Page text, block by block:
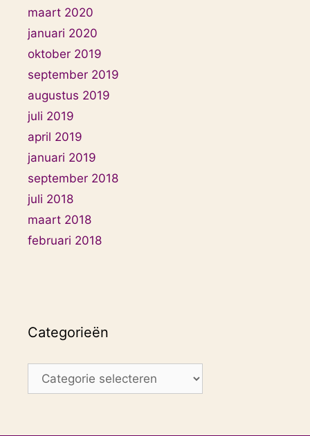
maart 2020
januari 2020
oktober 2019
september 2019
augustus 2019
juli 2019
april 2019
januari 2019
september 2018
juli 2018
maart 2018
februari 2018
Categorieën
Categorieën